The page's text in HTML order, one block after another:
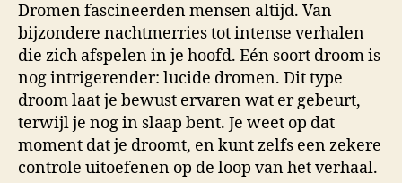
Dromen fascineerden mensen altijd. Van
bijzondere nachtmerries tot intense verhalen
die zich afspelen in je hoofd. Eén soort droom is
nog intrigerender: lucide dromen. Dit type
droom laat je bewust ervaren wat er gebeurt,
terwijl je nog in slaap bent. Je weet op dat
moment dat je droomt, en kunt zelfs een zekere
controle uitoefenen op de loop van het verhaal.